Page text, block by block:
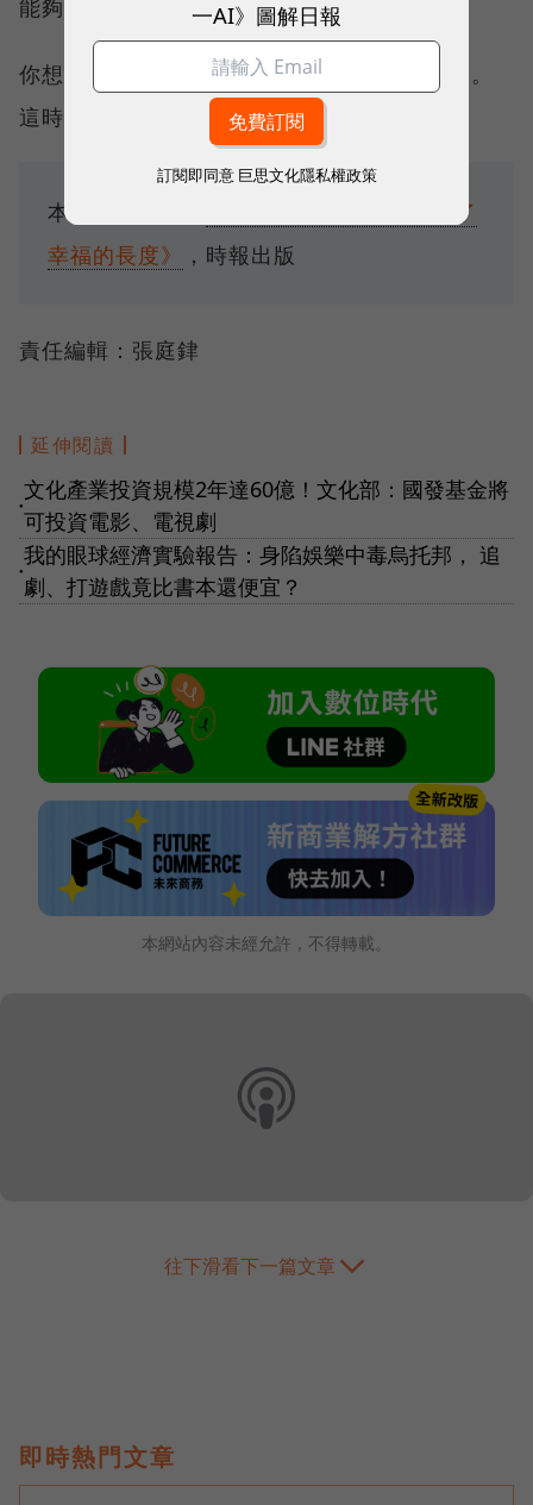
能夠做到多麻煩，你的風格和個性就越鮮明。
你想讓誰開心？為了那個人的笑容，全力以赴。
這時候，「麻煩事」就是你「存在的意義」。
本文授權轉載自
《你看事情的角度，決定了
幸福的長度》
，時報出版
責任編輯：張庭銉
延伸閱讀
●
文化產業投資規模2年達60億！文化部：國發基金將
可投資電影、電視劇
●
我的眼球經濟實驗報告：身陷娛樂中毒烏托邦， 追
劇、打遊戲竟比書本還便宜？
本網站內容未經允許，不得轉載。
往下滑看下一篇文章
即時熱門文章
一AI》圖解日報
訂閱即同意 巨思文化隱私權政策